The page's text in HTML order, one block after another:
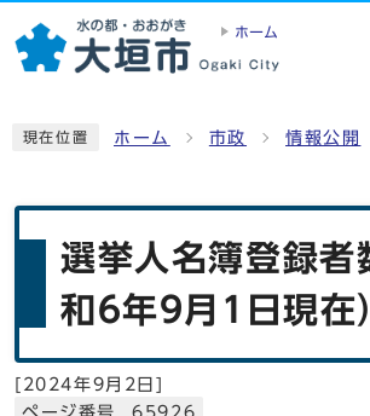
ホーム
現在位置 ホーム 市政 情報公開
選挙人名簿登録者
和6年9月1日現在
[ 2024年9月2日]
ページ番号 65926